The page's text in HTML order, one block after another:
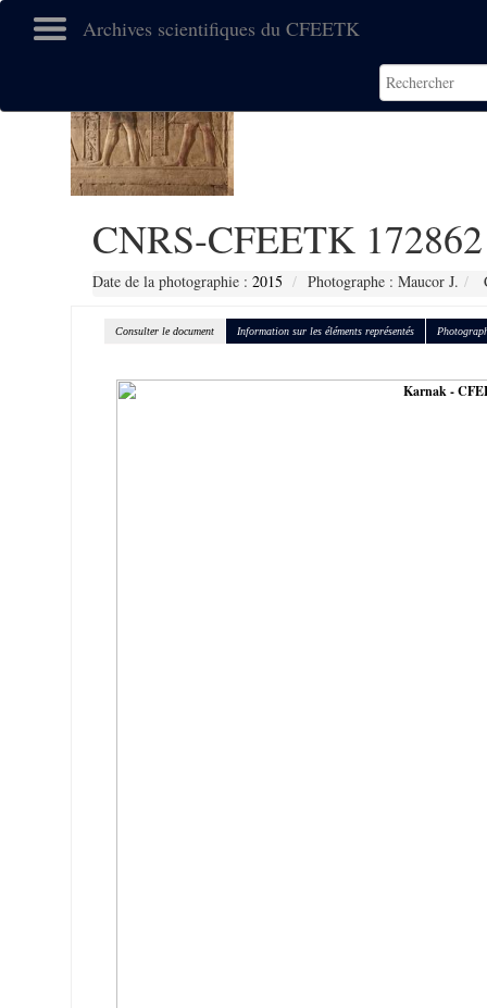
Archives scientifiques du CFEETK
CNRS-CFEETK 172862
Date de la photographie : 2015 Photographe : Maucor J.
Consulter le document Information sur les éléments représentés